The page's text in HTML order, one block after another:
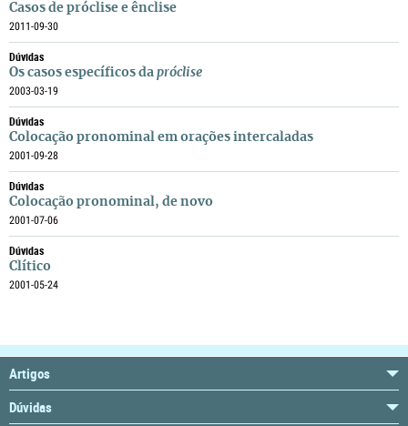
Casos de próclise e ênclise
2011-09-30
Dúvidas
Os casos específicos da próclise
2003-03-19
Dúvidas
Colocação pronominal em orações intercaladas
2001-09-28
Dúvidas
Colocação pronominal, de novo
2001-07-06
Dúvidas
Clítico
2001-05-24
Artigos
Dúvidas